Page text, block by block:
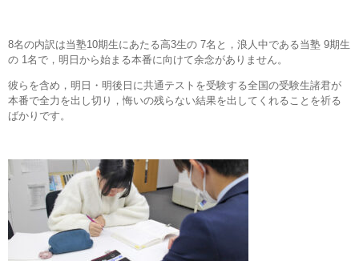
8名の内訳は当塾10期生にあたる高3生の 7名と，浪人中である当塾 9期生
の 1名で，明日から始まる本番に向けて余念がありません。
彼らを含め，明日・明後日に共通テストを受験する全国の受験生諸君が
本番で全力を出し切り，悔いの残らない結果を出してくれることを祈る
ばかりです。